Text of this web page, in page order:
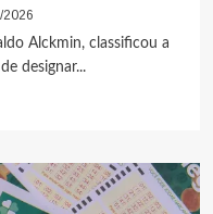
2026
Alckmin, classificou a
designar...